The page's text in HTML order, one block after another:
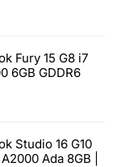
Fury 15 G8 i7
6GB GDDR6
Studio 16 G10
Ada 8GB |